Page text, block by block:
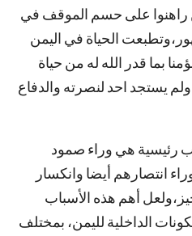
راهنوا على حسم الموقف في
الحياة في اليمن
بما قدر الله له من حياة
يستجد احد لنصرته والدفاع
رئيسية هي وراء صمود
انتصارهم أيضا وانكسار
أهم هذه الأسباب
الداخلية لليمن، بمختلف